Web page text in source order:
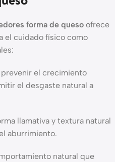
forma de queso ofrece
el cuidado físico como
prevenir el crecimiento
el desgaste natural a
llamativa y textura natural
aburrimiento.
natural que